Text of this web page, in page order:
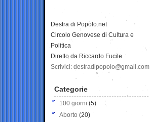
Destra di Popolo.net
Circolo Genovese di Cultura e
Politica
Diretto da Riccardo Fucile
Scrivici: destradipopolo@gmail.com
Categorie
100 giorni (5)
Aborto (20)